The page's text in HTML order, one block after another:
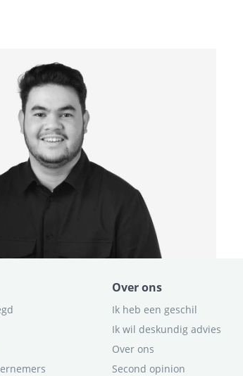
Over ons
Ik heb een geschil
Ik wil deskundig advies
Over ons
Second opinion